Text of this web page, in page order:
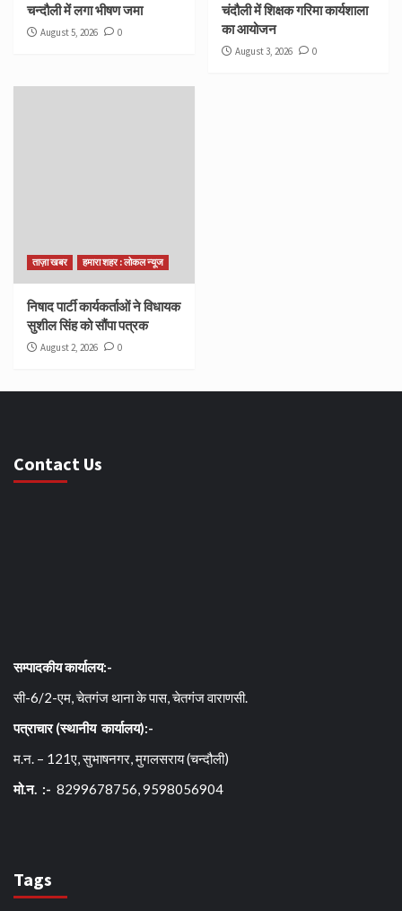
चन्दौली में लगा भीषण जमा
August 5, 2026 0
चंदौली में शिक्षक गरिमा कार्यशाला
का आयोजन
August 3, 2026 0
ताज़ा खबर हमारा शहर : लोकल न्यूज
निषाद पार्टी कार्यकर्ताओं ने विधायक
सुशील सिंह को सौंपा पत्रक
August 2, 2026 0
Contact Us
सम्पादकीय कार्यालय:-
सी-6/2-एम, चेतगंज थाना के पास, चेतगंज वाराणसी.
पत्राचार (स्थानीय कार्यालय):-
म.न. – 121ए, सुभाषनगर, मुगलसराय (चन्दौली)
मो.न. :- 8299678756, 9598056904
Tags